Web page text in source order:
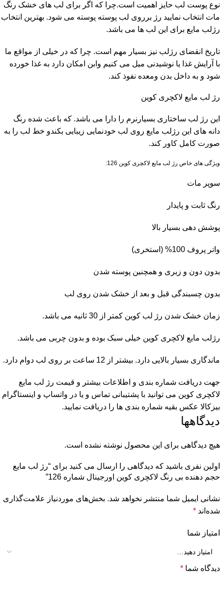
نوع پوست لب حایز اهمیت است.چرا که اگر برای لب های خشک رنگ
مات انتخاب نمایید رژ برروی لب پوسته پوسته می شود. بهترین انتخاب
رژلب مایع برای این لب ها می باشد.
تاریخ انقضای رژلب نیز بسیار مهم است. چرا که در خیلی از مواقع ما
با آرایش غذا یا نوشیدنی میل می کنیم وابن امکان دارد به غذا خورده
شود و به داخل بدن ومعده نفوذ کند.
رژ لب مایع لاکچری کوین
این رژ لب ساختاری بسیارنرم را دارا می باشد. که باعث شده رنگ
دانه های این رژلب مایع روی لب خودنمایی زیبایی بکندو خط لب را به
صورت کامل کاور کند.
ویژگی های خاص رژ لب مایع لاکچری کوین 126:
سوپر مات
رنگ ثابت و پایدار
پوشش دهی بسیار بالا
واتر پروف 100% (استخری)
بدون دون و زبری و همچنین پوسته شدن
بدون چسبندگی قبل و بعد از خشک شدن روی لب
زمان خشک شدن رژ لب کوین کمتر از 30 ثانیه می باشد.
رژلب مایع لاکچری کوین خیلی سبک بوده و بدون چربی می باشد.
ماندگاری بسیار بالایی دارد. بیشتر از 12 ساعت بر روی لب دوام دارد.
جهت دریافت شماره بندی و اطلاعات بیشتر و قیمت رژ لب مایع
لاکچری کوین می توانید با پشتیبانی تماس و یا در واتساپ و اینستاگرام
بیزکالا عکس بقیه شماره بندی ها را دریافت نمایید.
دیدگاهها
هیچ دیدگاهی برای این محصول نوشته نشده است.
اولین نفری باشید که دیدگاهی را ارسال می کنید برای “رژ لب مایع
حجم دهنده بی رنگ لاکچری کوین اورجینال شماره 126”
نشانی ایمیل شما منتشر نخواهد شد. بخش‌های موردنیاز علامت‌گذاری
شده‌اند *
امتیاز شما
دیدگاه شما *